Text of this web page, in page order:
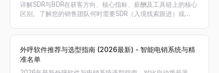
详解SDR与BDR在获客方向、核心指标、薪酬及工具链上的核心
区别。了解您的销售团队何时需要SDR（入境线索跟进）或
外呼软件推荐与选型指南 (2026最新) - 智能电销系统与精
准名单